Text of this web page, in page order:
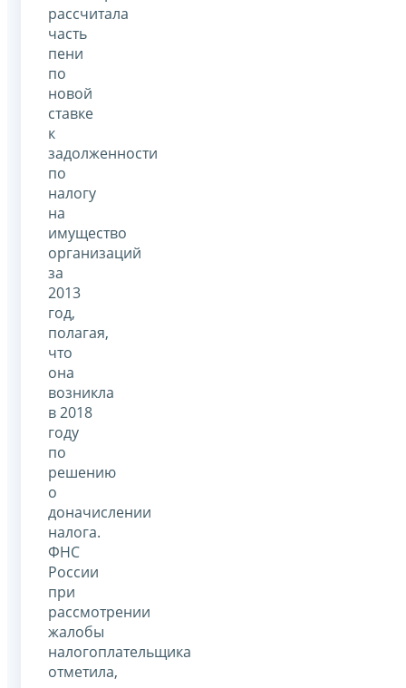
рассчитала
часть
пени
по
новой
ставке
к
задолженности
по
налогу
на
имущество
организаций
за
2013
год,
полагая,
что
она
возникла
в 2018
году
по
решению
о
доначислении
налога.
ФНС
России
при
рассмотрении
жалобы
налогоплательщика
отметила,